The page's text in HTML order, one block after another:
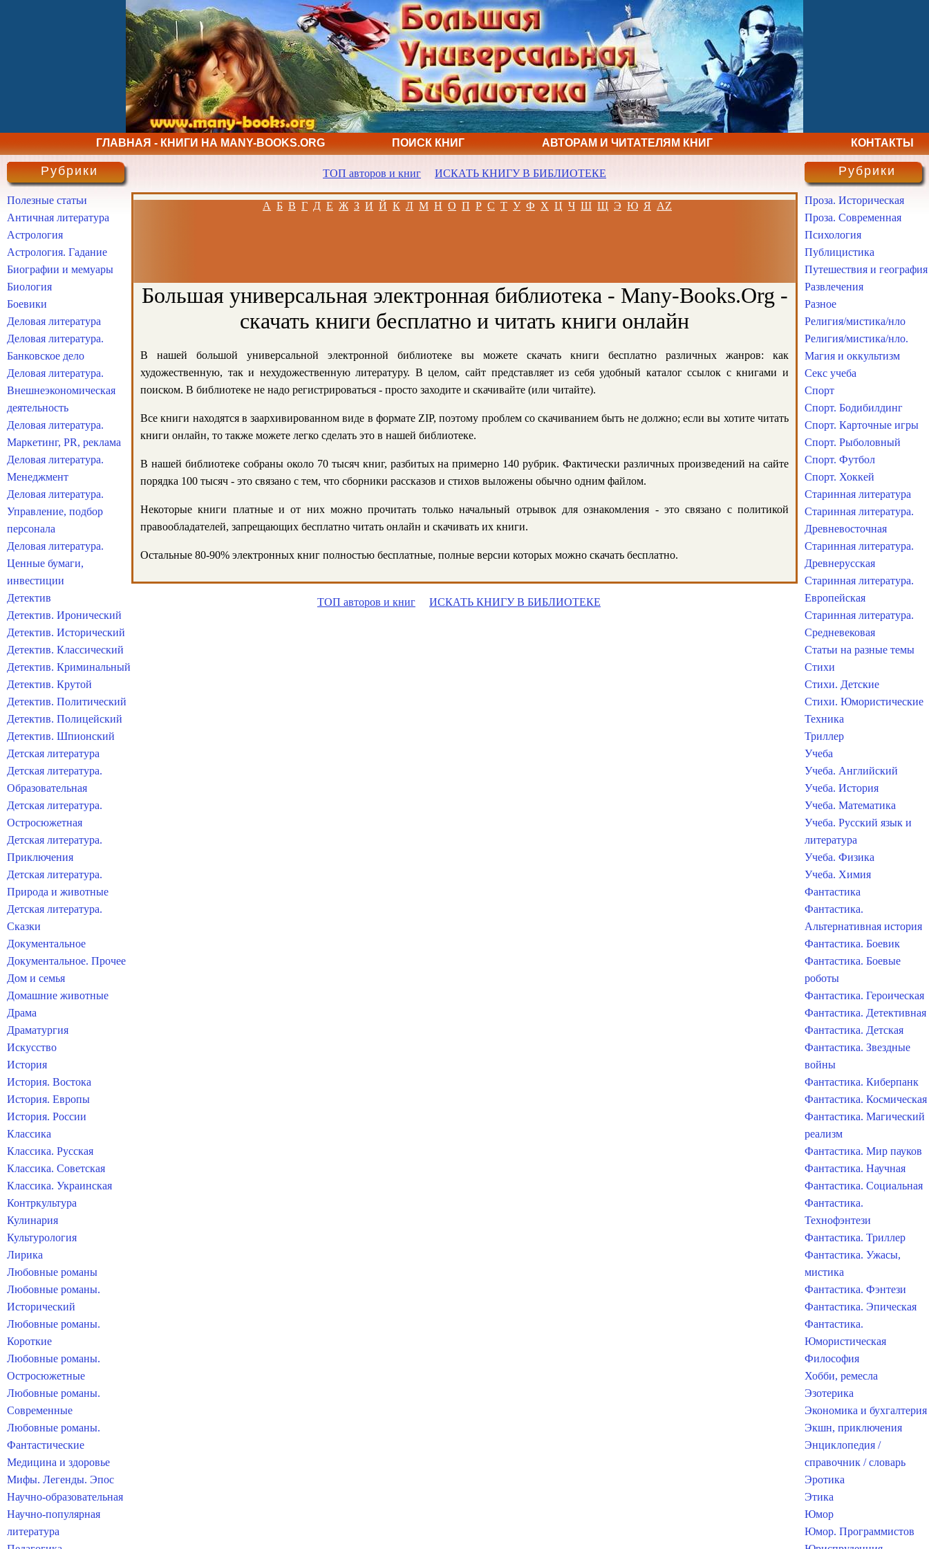
ГЛАВНАЯ - КНИГИ НА MANY-BOOKS.ORG ПОИСК КНИГ АВТОРАМ И ЧИТАТЕЛЯМ КНИГ КОНТАКТЫ
ТОП авторов и книг ИСКАТЬ КНИГУ В БИБЛИОТЕКЕ
А Б В Г Д Е Ж З И Й К Л М Н О П Р С Т У Ф Х Ц Ч Ш Щ Э Ю Я AZ
Большая универсальная электронная библиотека - Many-Books.Org -
скачать книги бесплатно и читать книги онлайн
В нашей большой универсальной электронной библиотеке вы можете скачать книги бесплатно различных жанров: как
художественную, так и нехудожественную литературу. В целом, сайт представляет из себя удобный каталог ссылок с книгами и
поиском. В библиотеке не надо регистрироваться - просто заходите и скачивайте (или читайте).
Все книги находятся в заархивированном виде в формате ZIP, поэтому проблем со скачиванием быть не должно; если вы хотите читать
книги онлайн, то также можете легко сделать это в нашей библиотеке.
В нашей библиотеке собраны около 70 тысяч книг, разбитых на примерно 140 рубрик. Фактически различных произведений на сайте
порядка 100 тысяч - это связано с тем, что сборники рассказов и стихов выложены обычно одним файлом.
Некоторые книги платные и от них можно прочитать только начальный отрывок для ознакомления - это связано с политикой
правообладателей, запрещающих бесплатно читать онлайн и скачивать их книги.
Остальные 80-90% электронных книг полностью бесплатные, полные версии которых можно скачать бесплатно.
ТОП авторов и книг ИСКАТЬ КНИГУ В БИБЛИОТЕКЕ
Рубрики
Полезные статьи
Античная литература
Астрология
Астрология. Гадание
Биографии и мемуары
Биология
Боевики
Деловая литература
Деловая литература.
Банковское дело
Деловая литература.
Внешнеэкономическая
деятельность
Деловая литература.
Маркетинг, PR, реклама
Деловая литература.
Менеджмент
Деловая литература.
Управление, подбор
персонала
Деловая литература.
Ценные бумаги,
инвестиции
Детектив
Детектив. Иронический
Детектив. Исторический
Детектив. Классический
Детектив. Криминальный
Детектив. Крутой
Детектив. Политический
Детектив. Полицейский
Детектив. Шпионский
Детская литература
Детская литература.
Образовательная
Детская литература.
Остросюжетная
Детская литература.
Приключения
Детская литература.
Природа и животные
Детская литература.
Сказки
Документальное
Документальное. Прочее
Дом и семья
Домашние животные
Драма
Драматургия
Искусство
История
История. Востока
История. Европы
История. России
Классика
Классика. Русская
Классика. Советская
Классика. Украинская
Контркультура
Кулинария
Культурология
Лирика
Любовные романы
Любовные романы.
Исторический
Любовные романы.
Короткие
Любовные романы.
Остросюжетные
Любовные романы.
Современные
Любовные романы.
Фантастические
Медицина и здоровье
Мифы. Легенды. Эпос
Научно-образовательная
Научно-популярная
литература
Рубрики
Проза. Историческая
Проза. Современная
Психология
Публицистика
Путешествия и география
Развлечения
Разное
Религия/мистика/нло
Религия/мистика/нло.
Магия и оккультизм
Секс учеба
Спорт
Спорт. Бодибилдинг
Спорт. Карточные игры
Спорт. Рыболовный
Спорт. Футбол
Спорт. Хоккей
Старинная литература
Старинная литература.
Древневосточная
Старинная литература.
Древнерусская
Старинная литература.
Европейская
Старинная литература.
Средневековая
Статьи на разные темы
Стихи
Стихи. Детские
Стихи. Юмористические
Техника
Триллер
Учеба
Учеба. Английский
Учеба. История
Учеба. Математика
Учеба. Русский язык и
литература
Учеба. Физика
Учеба. Химия
Фантастика
Фантастика.
Альтернативная история
Фантастика. Боевик
Фантастика. Боевые
роботы
Фантастика. Героическая
Фантастика. Детективная
Фантастика. Детская
Фантастика. Звездные
войны
Фантастика. Киберпанк
Фантастика. Космическая
Фантастика. Магический
реализм
Фантастика. Мир пауков
Фантастика. Научная
Фантастика. Социальная
Фантастика.
Технофэнтези
Фантастика. Триллер
Фантастика. Ужасы,
мистика
Фантастика. Фэнтези
Фантастика. Эпическая
Фантастика.
Юмористическая
Философия
Хобби, ремесла
Эзотерика
Экономика и бухгалтерия
Экшн, приключения
Энциклопедия /
справочник / словарь
Эротика
Этика
Юмор
Юмор. Программистов